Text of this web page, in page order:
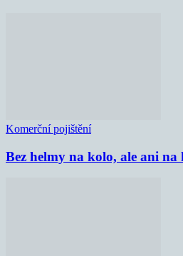
Komerční pojištění
Bez helmy na kolo, ale ani